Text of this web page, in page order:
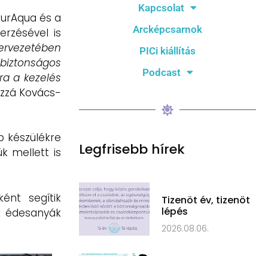
és a
is
a kezelés
Kovács-
készülékre
mellett is
segítik
Kapcsolat
Arcképcsarnok
PICi kiállítás
Podcast
Legfrisebb hírek
Tizenöt év, tizenöt
lépés
2026.08.06.